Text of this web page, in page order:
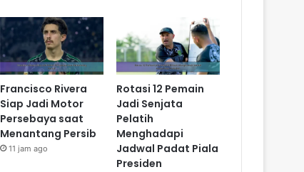
Francisco Rivera
Siap Jadi Motor
Persebaya saat
Menantang Persib
11 jam ago
Rotasi 12 Pemain
Jadi Senjata
Pelatih
Menghadapi
Jadwal Padat Piala
Presiden